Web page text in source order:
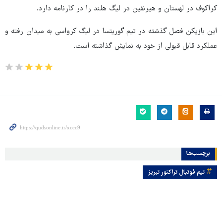
کراکوف در لهستان و هیرنفین در لیگ هلند را در کارنامه دارد.
این بازیکن فصل گذشته در تیم گوریتسا در لیگ کرواسی به میدان رفته و
عملکرد قابل قبولی از خود به نمایش گذاشته است.
برچسب‌ها
تیم فوتبال تراکتور تبریز